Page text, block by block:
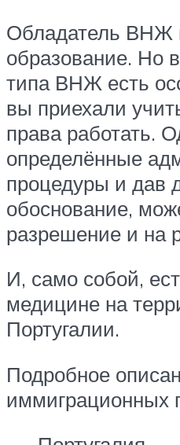
Обладатель ВНЖ
образование. Но
типа ВНЖ есть
вы приехали
права работать.
определённые
процедуры и дав
обоснование,
разрешение и на
И, само собой,
медицине на
Португалии.
Подробное
иммиграционных